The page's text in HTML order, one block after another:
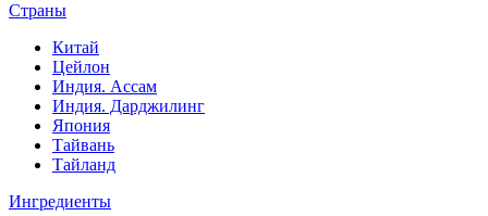
Страны
Китай
Цейлон
Индия. Ассам
Индия. Дарджилинг
Япония
Тайвань
Тайланд
Ингредиенты